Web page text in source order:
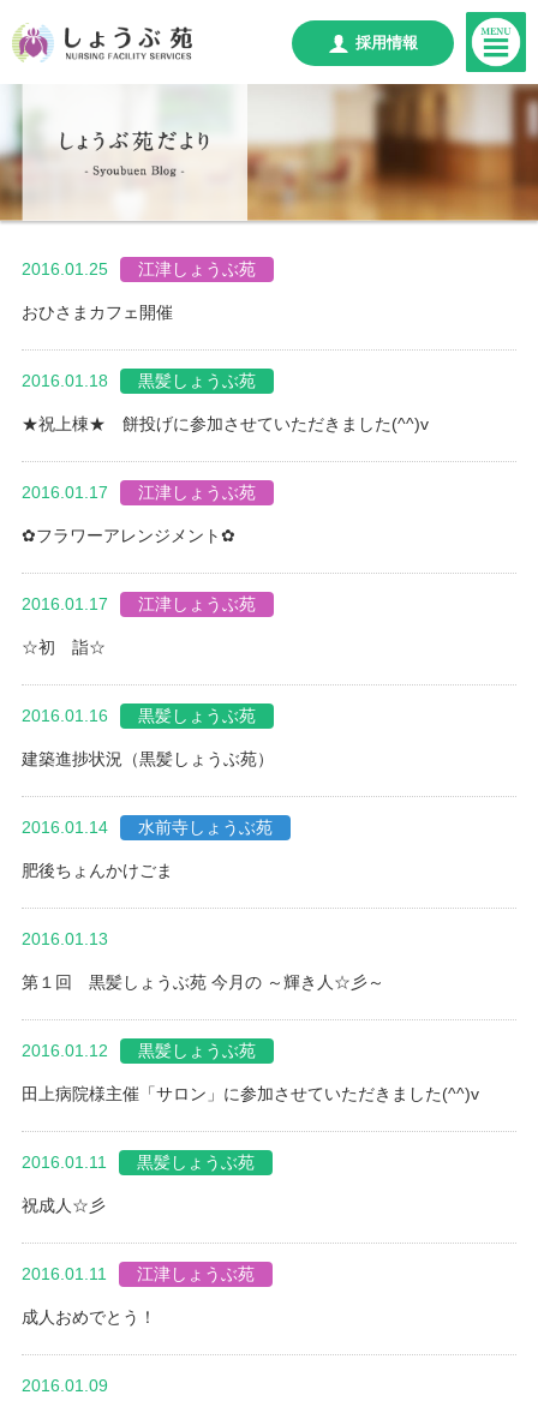
採用情報
2016.01.25 江津しょうぶ苑
おひさまカフェ開催
2016.01.18 黒髪しょうぶ苑
★祝上棟★ 餅投げに参加させていただきました(^^)v
2016.01.17 江津しょうぶ苑
✿フラワーアレンジメント✿
2016.01.17 江津しょうぶ苑
☆初 詣☆
2016.01.16 黒髪しょうぶ苑
建築進捗状況（黒髪しょうぶ苑）
2016.01.14 水前寺しょうぶ苑
肥後ちょんかけごま
2016.01.13
第１回 黒髪しょうぶ苑 今月の ～輝き人☆彡～
2016.01.12 黒髪しょうぶ苑
田上病院様主催「サロン」に参加させていただきました(^^)v
2016.01.11 黒髪しょうぶ苑
祝成人☆彡
2016.01.11 江津しょうぶ苑
成人おめでとう！
2016.01.09